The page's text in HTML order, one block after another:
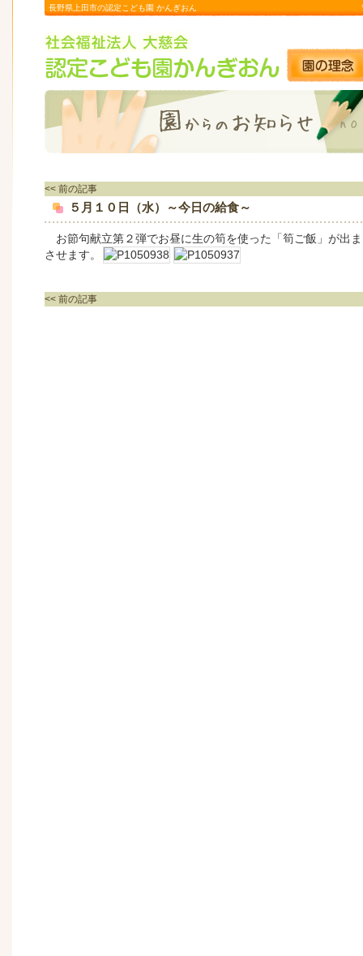
長野県上田市の認定こども園 かんぎおん
<< 前の記事
５月１０日（水）～今日の給食～
お節句献立第２弾でお昼に生の筍を使った「筍ご飯」が出
させます。
<< 前の記事